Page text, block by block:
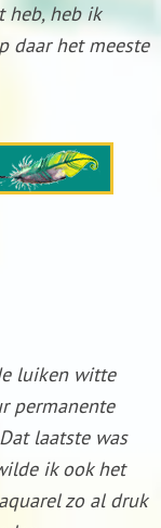
heb, heb ik
daar het meeste
luiken witte
permanente
laatste was
ik ook het
zo al druk